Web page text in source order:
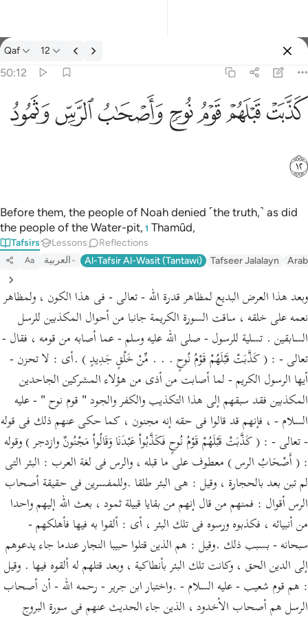
Tafsir: Qaf 50:12
Qaf 12
50:12
كذبت قبلهم قوم نوح واصحاب الرس وثمود ١٢
كَذَّبَتْ قَبْلَهُمْ قَوْمُ نُوحٍۢ وَأَصْحَـٰبُ ٱلرَّسِّ وَثَمُودُ ١٢
ﲫﲬﲭﲮﲯﲰﲱ
ﲲ
Before them, the people of Noah denied ˹the truth,˺ as did
the people of the Water-pit, 1 Thamûd,
Tafsirs Lessons Reflections
Aa العربية Al-Tafsir Al-Wasit (Tantawi) Tafseer Jalalayn
وبعد هذا العرض البديع لمظاهر قدرة الله - تعالى - فى هذا الكون ، ولمظاهر
نعمه على خلقه ، ساقت السورة الكريمة جانبا من أحوال المكذبين للرسل
السابقين . تسلية للرسول - صلى الله عليه وسلم - عما أصابه من قومه ، فقال -
تعالى - : ( كَذَّبَتْ قَبْلَهُمْ قَوْمُ نُوحٍ . . . مِّنْ خَلْقٍ جَدِيدٍ ) .أى : لا تحزن -
أيها الرسول الكريم - لما أصابت من أذى من هؤلاء المشركين الجاحدين
المكذبين فقد سبقهم إلى هذا التكذيب والكفر والجود " قوم نوح " - عليه
السلام - ، فإنهم قد قالوا فى حقه إنه مجنون ، كما حكى عنهم ذلك فى قوله
- تعالى - : ( كَذَّبَتْ قَبْلَهُمْ قَوْمُ نُوحٍ فَكَذَّبُواْ عَبْدَنَا وَقَالُواْ مَجْنُونٌ وازدجر ) وقوله
: ( أَصْحَابُ الرس ) معطوف على ما قبله ، والرس فى لغة العرب : البئر التى
لم تبن بعد بالحجارة ، وقيل : هى البئر طلقا .وللمفسرين فى حقيقة أصحاب
الرس أقوال : فمنهم من قال إنهم من بقايا قبيلة ثمود ، بعث الله إليهم واحدا
من أنبيائه ، فكذبوه ورسوه فى تلك البئر ، أى : ألقوا به فيها فأهلكهم -
سبحانه - بسبب ذلك .وقيل : هم الذين قتلوا حبيبا النجار عندما جاء يدعوهم
إلى الدين الحق ، وكانت تلك البئر بأنطاكية ، وبعد قتلهم له ألقوه فيها . وقيل
: هم قوم شعيب - عليه السلام - .واختبار ابن جرير - رحمه الله - أن أصحاب
الرسل هم أصحاب الأخدود ، الذين جاء الحديث عنهم فى سورة البروج